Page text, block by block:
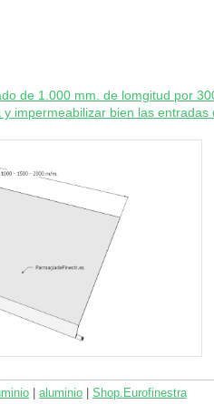
de 1.000 mm. de lomgitud por
impermeabilizar bien las
aluminio Shop.Eurofinestra